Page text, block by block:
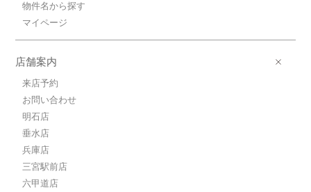
物件名から探す
マイページ
店舗案内
来店予約
お問い合わせ
明石店
垂水店
兵庫店
三宮駅前店
六甲道店